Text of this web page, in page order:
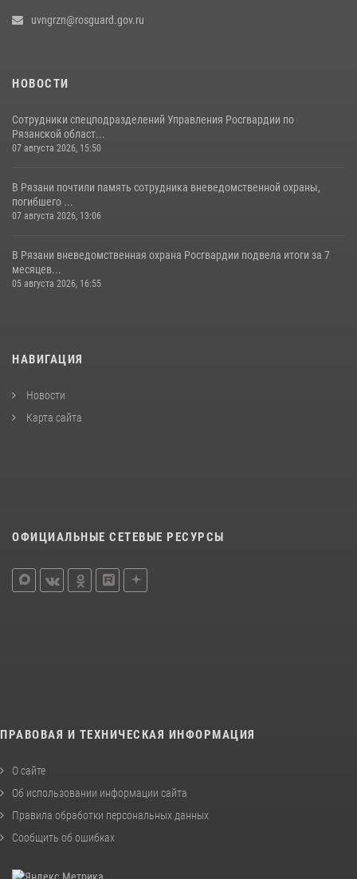
uvngrzn@rosguard.gov.ru
НОВОСТИ
Сотрудники спецподразделений Управления Росгвардии по
Рязанской област...
07 августа 2026, 15:50
В Рязани почтили память сотрудника вневедомственной охраны,
погибшего ...
07 августа 2026, 13:06
В Рязани вневедомственная охрана Росгвардии подвела итоги за 7
месяцев...
05 августа 2026, 16:55
НАВИГАЦИЯ
Новости
Карта сайта
ОФИЦИАЛЬНЫЕ СЕТЕВЫЕ РЕСУРСЫ
ПРАВОВАЯ И ТЕХНИЧЕСКАЯ ИНФОРМАЦИЯ
О сайте
Об использовании информации сайта
Правила обработки персональных данных
Сообщить об ошибках